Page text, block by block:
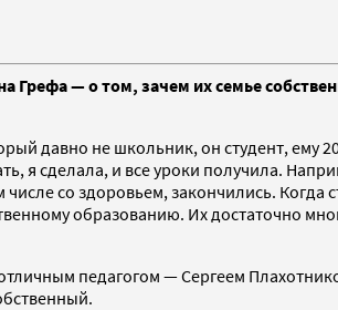
Грефа — о том, зачем их семье
давно не школьник, он студент, ему
я сделала, и все уроки получила.
со здоровьем, закончились. Когда
образованию. Их достаточно
педагогом — Сергеем